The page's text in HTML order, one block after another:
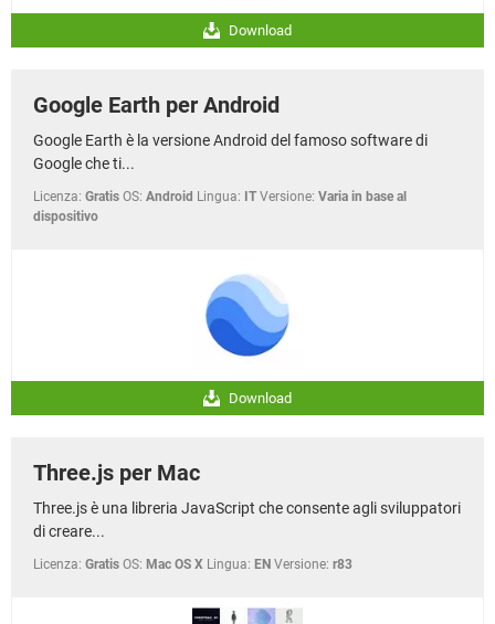
Download
Google Earth per Android
Google Earth è la versione Android del famoso software di
Google che ti...
Licenza: Gratis OS: Android Lingua: IT Versione: Varia in base al
dispositivo
Download
Three.js per Mac
Three.js è una libreria JavaScript che consente agli sviluppatori
di creare...
Licenza: Gratis OS: Mac OS X Lingua: EN Versione: r83